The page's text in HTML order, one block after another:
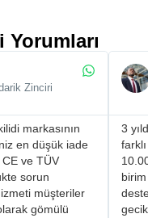
Yorumları
Zinciri
markasının
en düşük iade
ve TÜV
sorun
müşteriler
gömülü
3